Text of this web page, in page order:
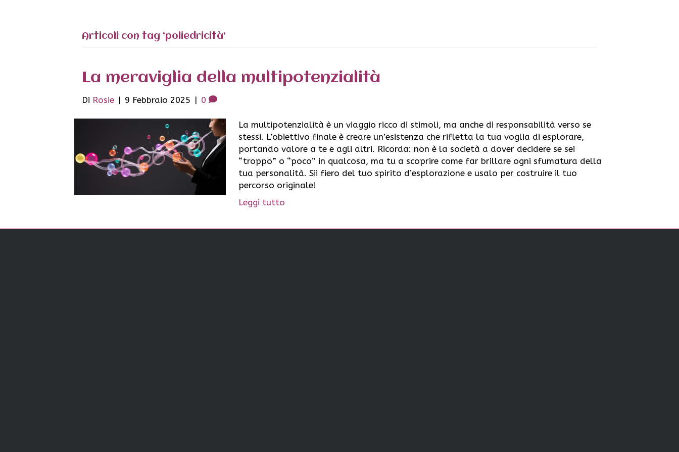
Articoli con tag ‘poliedricità’
La meraviglia della multipotenzialità
Di Rosie | 9 Febbraio 2025 | 0
La multipotenzialità è un viaggio ricco di stimoli, ma anche di responsabilità verso se
stessi. L’obiettivo finale è creare un’esistenza che rifletta la tua voglia di esplorare,
portando valore a te e agli altri. Ricorda: non è la società a dover decidere se sei
“troppo” o “poco” in qualcosa, ma tu a scoprire come far brillare ogni sfumatura della
tua personalità. Sii fiero del tuo spirito d’esplorazione e usalo per costruire il tuo
percorso originale!
Leggi tutto